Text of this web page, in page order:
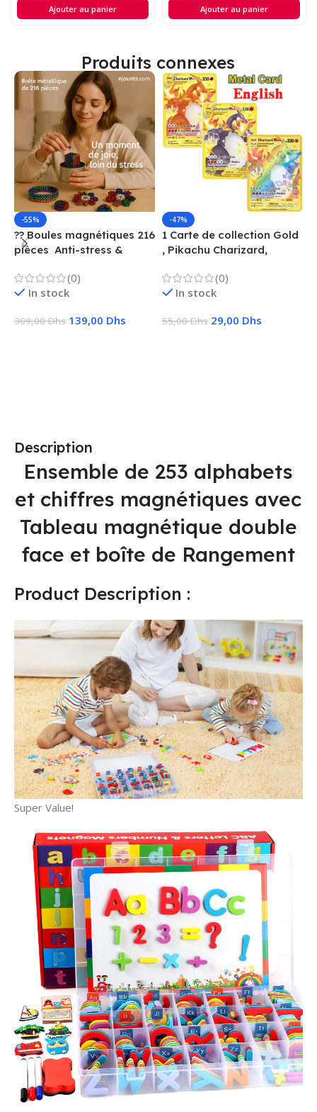
Ajouter au panier Ajouter au panier
Produits connexes
-55%
?? Boules magnétiques 216
pièces  Anti-stress &
(0)
In stock
309,00Dhs 139,00 Dhs
-47%
1 Carte de collection Gold
, Pikachu Charizard,
(0)
In stock
55,00Dhs 29,00 Dhs
Description
Ensemble de 253 alphabets
et chiffres magnétiques avec
Tableau magnétique double
face et boîte de Rangement
Product Description :
Super Value!